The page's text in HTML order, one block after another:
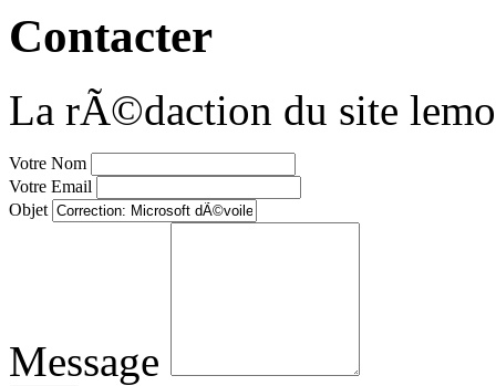
Contacter
La rÃ©daction du site
Votre Nom
Votre Email
Objet
Message